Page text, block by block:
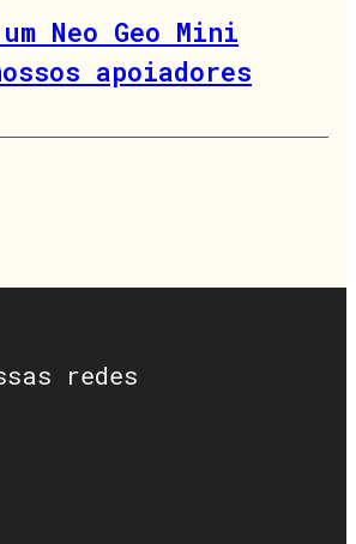
Neo Geo Mini
apoiadores
redes